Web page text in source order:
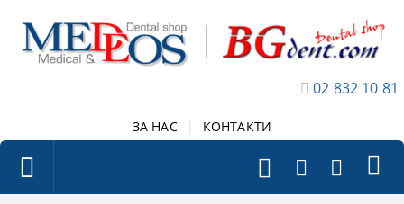
02 832 10 81
ЗА НАС КОНТАКТИ